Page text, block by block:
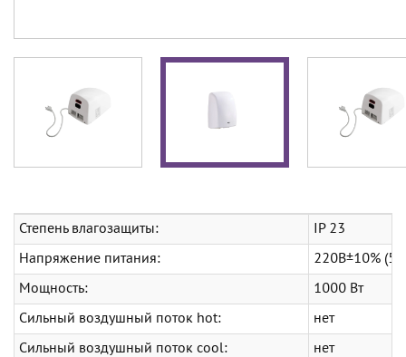
Степень влагозащиты: IP 23
Напряжение питания: 220В±10%
Мощность: 1000 Вт
Сильный воздушный поток hot: нет
Сильный воздушный поток cool: нет